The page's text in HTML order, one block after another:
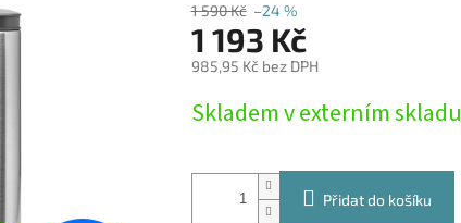
1 590 Kč –24 %
1 193 Kč
985,95 Kč bez DPH
cena:
Skladem v externím skladu
Přidat do košíku